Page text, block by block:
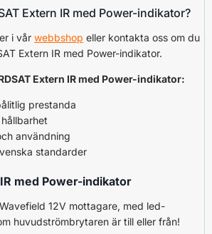
Extern IR med Power-indikator?
i vår webbshop eller kontakta oss om du
Extern IR med Power-indikator.
Extern IR med Power-indikator:
prestanda
användning
standarder
med Power-indikator
12V mottagare, med led-
huvudströmbrytaren är till eller från!